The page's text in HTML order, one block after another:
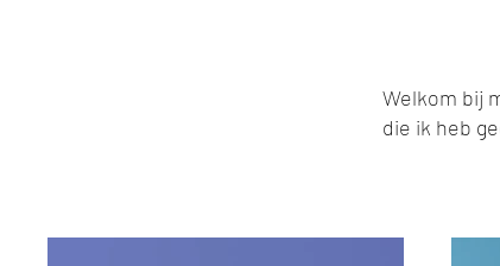
Welkom bij
die ik heb